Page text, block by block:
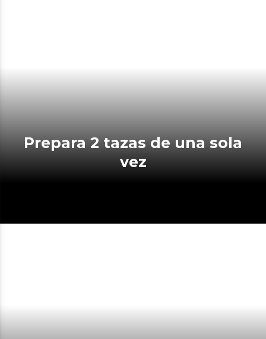
Prepara 2 tazas de una sola
vez